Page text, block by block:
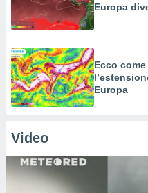
Europa
Ecco
Europa
Video